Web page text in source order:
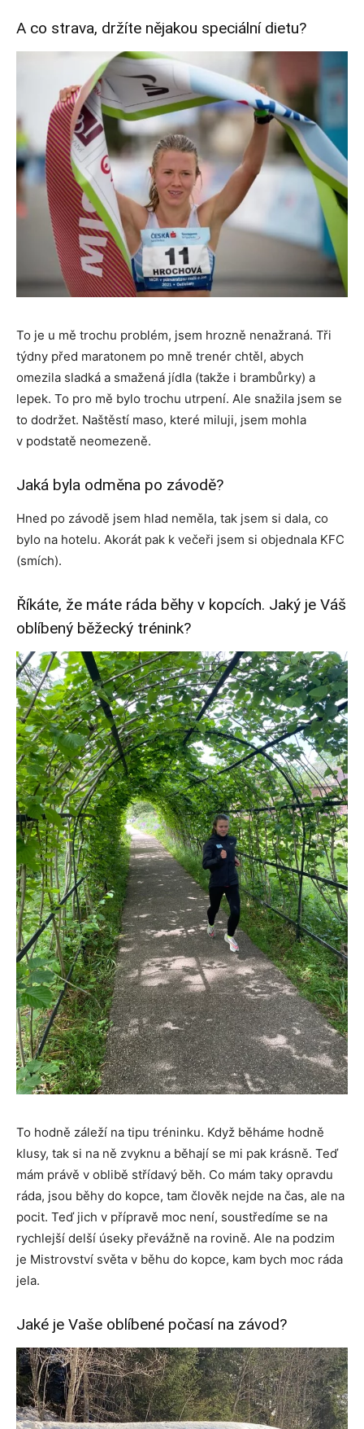
A co strava, držíte nějakou speciální dietu?
To je u mě trochu problém, jsem hrozně nenažraná. Tři
týdny před maratonem po mně trenér chtěl, abych
omezila sladká a smažená jídla (takže i brambůrky) a
lepek. To pro mě bylo trochu utrpení. Ale snažila jsem se
to dodržet. Naštěstí maso, které miluji, jsem mohla
v podstatě neomezeně.
Jaká byla odměna po závodě?
Hned po závodě jsem hlad neměla, tak jsem si dala, co
bylo na hotelu. Akorát pak k večeři jsem si objednala KFC
(smích).
Říkáte, že máte ráda běhy v kopcích. Jaký je Váš
oblíbený běžecký trénink?
To hodně záleží na tipu tréninku. Když běháme hodně
klusy, tak si na ně zvyknu a běhají se mi pak krásně. Teď
mám právě v oblibě střídavý běh. Co mám taky opravdu
ráda, jsou běhy do kopce, tam člověk nejde na čas, ale na
pocit. Teď jich v přípravě moc není, soustředíme se na
rychlejší delší úseky převážně na rovině. Ale na podzim
je Mistrovství světa v běhu do kopce, kam bych moc ráda
jela.
Jaké je Vaše oblíbené počasí na závod?